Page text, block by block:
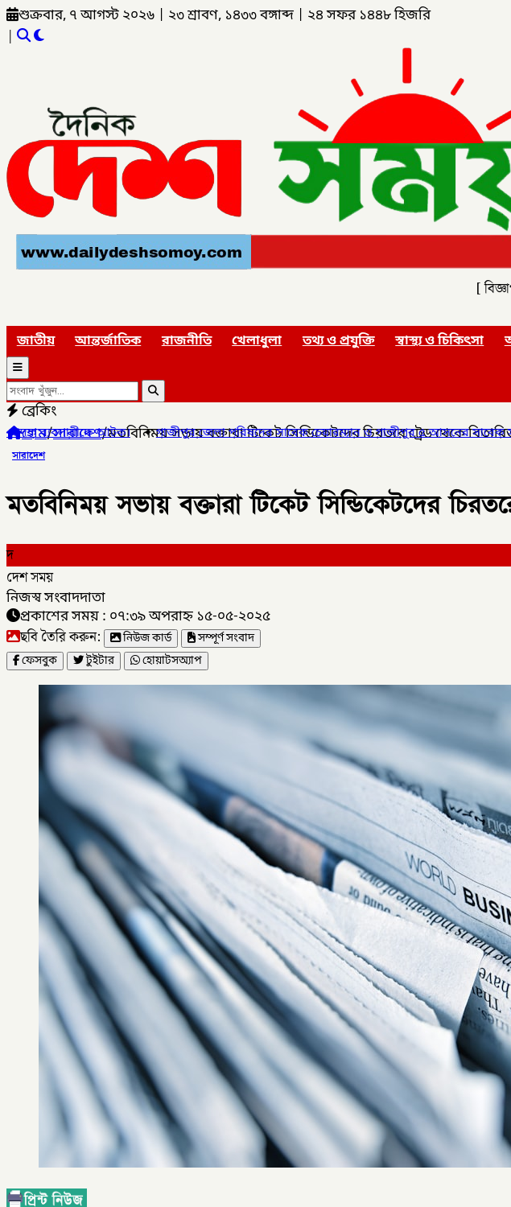
শুক্রবার, ৭ আগস্ট ২০২৬ ২৩ শ্রাবণ, ১৪৩৩ বঙ্গাব্দ ২৪ সফর ১৪৪৮ হিজরি
|
[
জাতীয় আন্তর্জাতিক রাজনীতি খেলাধুলা তথ্য ও প্রযুক্তি স্বাস্থ্য ও চিকিৎসা
ব্রেকিং
✦গাজীপুর জেলা পরিষদের সাবেক চেয়ারম্যান ও গাজীপুর ৫ আসনের সাবেক সংসদ সদস্য
হোম/সারাদেশ/মতবিনিময় সভায় বক্তারা টিকেট সিন্ডিকেটদের চিরতরে ট্রেড থেকে
সারাদেশ
মতবিনিময় সভায় বক্তারা টিকেট সিন্ডিকেটদের
দ
দেশ সময়
নিজস্ব সংবাদদাতা
প্রকাশের সময় : ০৭:৩৯ অপরাহ্ন ১৫-০৫-২০২৫
ছবি তৈরি করুন: নিউজ কার্ড
সম্পূর্ণ সংবাদ
ফেসবুক
টুইটার হোয়াটসঅ্যাপ